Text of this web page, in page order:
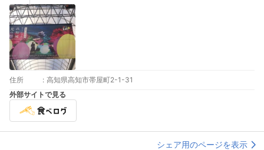
住所 : 高知県高知市帯屋町2-1-31
外部サイトで見る
シェア用のページを表示